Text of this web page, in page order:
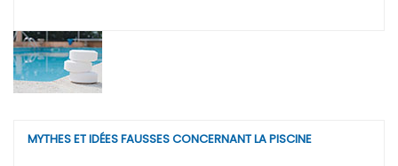
MYTHES ET IDÉES FAUSSES CONCERNANT LA PISCINE